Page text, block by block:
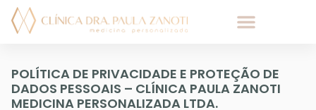
POLÍTICA DE PRIVACIDADE E PROTEÇÃO DE
DADOS PESSOAIS – CLÍNICA PAULA ZANOTI
MEDICINA PERSONALIZADA LTDA.